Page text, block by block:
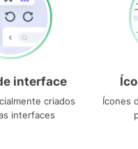
interface
criados
interfaces
Ícones